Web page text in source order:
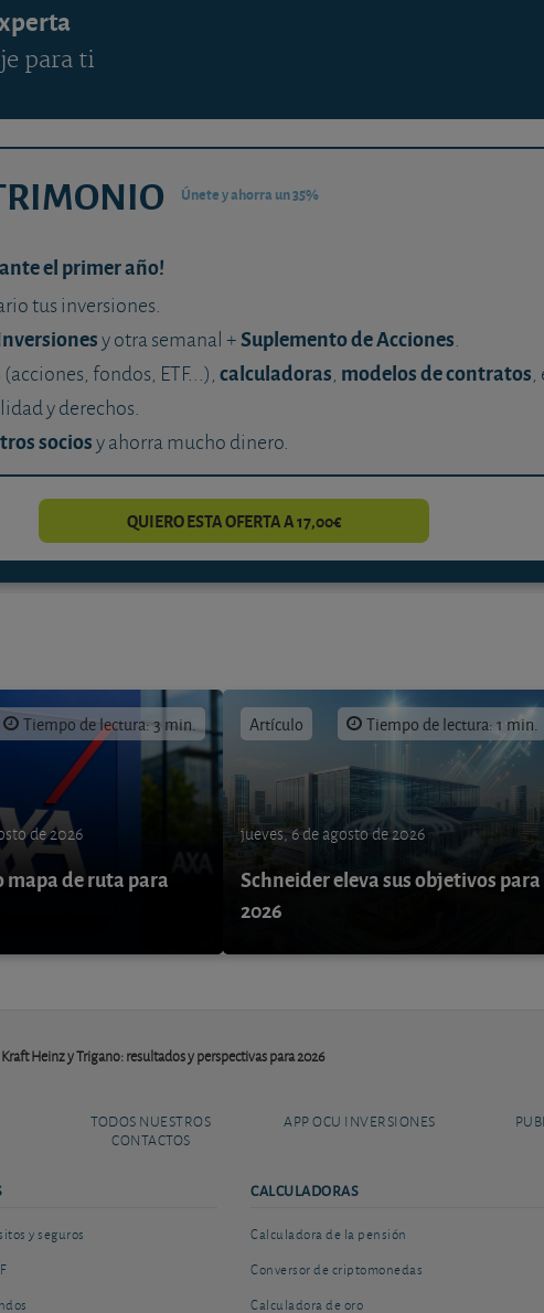
para ti
Únete y ahorra un 35%
el primer año!
tus inversiones.
y otra semanal +Suplemento de Acciones.
(acciones, fondos, ETF...), calculadoras, modelos de contratos,
y derechos.
sociosy ahorra mucho dinero.
QUIERO ESTA OFERTA A 17,00€
Tiempo de lectura: 3 min.
de 2026
mapa de ruta para
Artículo Tiempo de lectura: 1 min.
jueves, 6 de agosto de 2026
Schneider eleva sus objetivos para
2026
Heinz y Trigano: resultados y perspectivas para 2026
TODOS NUESTROS
CONTACTOS
APP OCU INVERSIONES
y seguros
CALCULADORAS
Calculadora de la pensión
Conversor de criptomonedas
Calculadora de oro